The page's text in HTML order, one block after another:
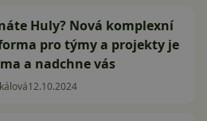
Huly? Nová komplexní
pro týmy a projekty je
a nadchne vás
12.10.2024